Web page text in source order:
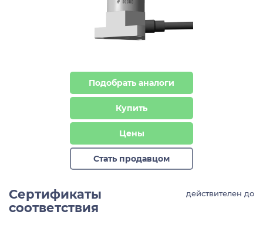
Подобрать аналоги
Купить
Цены
Стать продавцом
Сертификаты
соответствия
действителен до